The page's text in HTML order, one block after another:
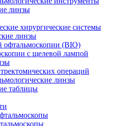
линзы
хирургические системы
линзы
офтальмоскопии (BIO)
с щелевой лампой
операций
линзы
таблицы